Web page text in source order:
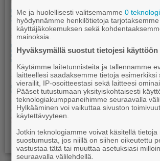
Me ja huolellisesti valitsemamme0
hyödynnämme henkilötietoja
käyttäjäkokemuksen sekä
mainoksia.
Hyväksymällä suostut tietojesi käyttöön
Käytämme laitetunnisteita ja tallennamme
laitteellesi saadaksemme tietoja esimerkiksi
vierailit, IP-osoitteestasi sekä laitteesi
Pääset tutustumaan yksityiskohtaisesti
teknologiakumppaneihimme seuraavalla
Hylkääminen voi vaikuttaa sivuston
käytettävyyteen.
Jotkin teknologiamme voivat käsitellä tietoja
suostumusta, jos niillä on siihen oikeutettu
vastustaa tätä tai muuttaa asetuksiasi
seuraavalla välilehdellä.